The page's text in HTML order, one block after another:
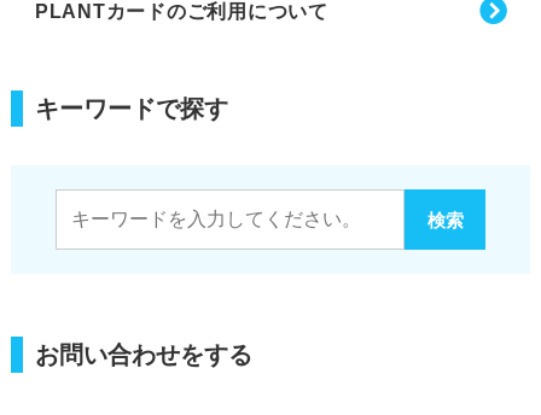
PLANTカードのご利用について
キーワードで探す
お問い合わせをする